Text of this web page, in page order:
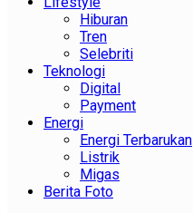
Hiburan
Tren
Selebriti
Teknologi
Digital
Payment
Energi
Energi Terbarukan
Listrik
Migas
Berita Foto